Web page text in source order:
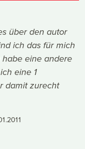
über den autor
ich das für mich
eine andere
eine 1
damit zurecht